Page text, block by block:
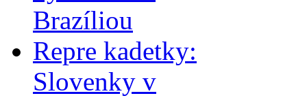
Brazíliou
Repre kadetky:
Slovenky v